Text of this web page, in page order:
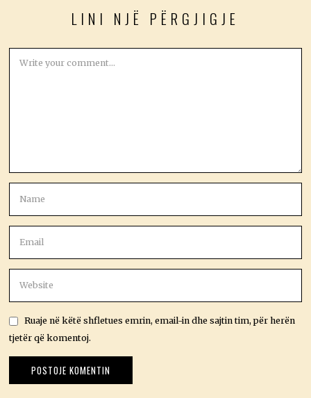
LINI NJË PËRGJIGJE
Ruaje në këtë shfletues emrin, email-in dhe sajtin tim, për herën
tjetër që komentoj.